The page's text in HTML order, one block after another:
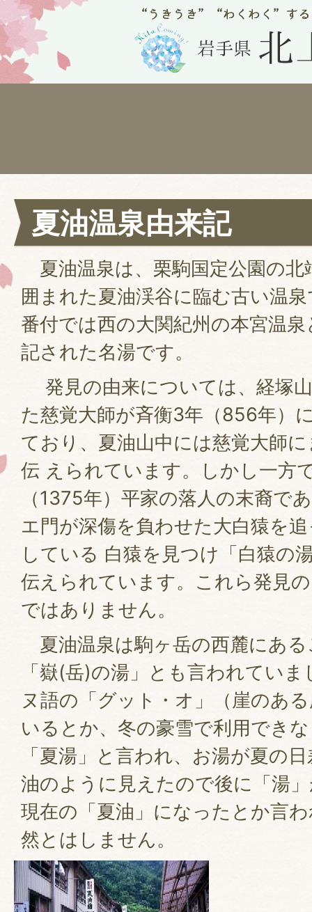
夏油温泉由来記
夏油温泉は、栗駒国定公園の北
囲まれた夏油渓谷に臨む古い温
番付では西の大関紀州の本宮温
記された名湯です。
発見の由来については、経塚
た慈覚大師が斉衡3年（856年）
ており、夏油山中には慈覚大師
伝 えられています。しかし一方
（1375年）平家の落人の末裔で
エ門が深傷を負わせた大白猿を
している 白猿を見つけ「白猿の
伝えられています。これら発見
ではありません。
夏油温泉は駒ヶ岳の西麓にあ
「嶽(岳)の湯」とも言われてい
ヌ語の「グット・オ」（崖のあ
いるとか、冬の豪雪で利用でき
「夏湯」と言われ、お湯が夏の
油のように見えたので後に「湯
現在の「夏油」になったとか言
然とはしません。